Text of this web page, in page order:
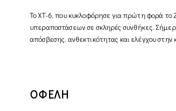
Το XT-6, που κυκλοφόρησε για πρώτη φορά το
υπεραποστάσεων σε σκληρές συνθήκες.
απόσβεσης, ανθεκτικότητας και ελέγχου στην
ΟΦΕΛΗ